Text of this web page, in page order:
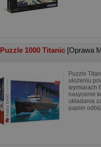
Puzzle 1000 Titanic [Oprawa
Puzzle
ułożeniu
wymiarach
nasycenie
układania
papier